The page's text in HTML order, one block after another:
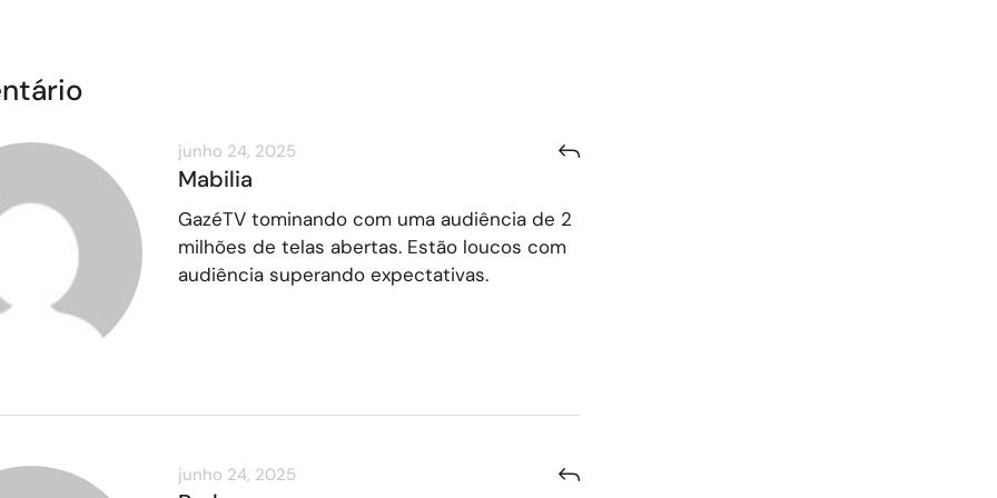
junho 24, 2025
Mabilia
GazéTV tominando com uma audiência de 2
milhões de telas abertas. Estão loucos com
audiência superando expectativas.
junho 24, 2025